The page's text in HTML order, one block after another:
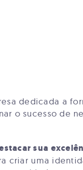
dedicada a
o sucesso de
sua
criar uma